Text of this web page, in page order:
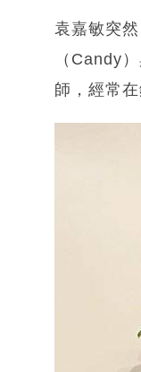
袁嘉敏突
（Candy
師，經常